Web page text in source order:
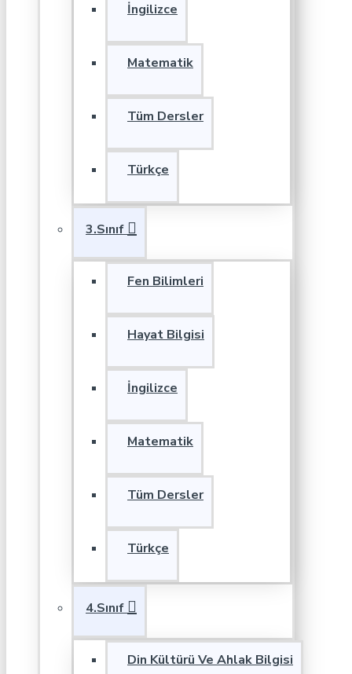
İngilizce
Matematik
Tüm Dersler
Türkçe
3.Sınıf
Fen Bilimleri
Hayat Bilgisi
İngilizce
Matematik
Tüm Dersler
Türkçe
4.Sınıf
Din Kültürü Ve Ahlak Bilgisi